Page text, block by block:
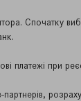
Спочатку
платежі при